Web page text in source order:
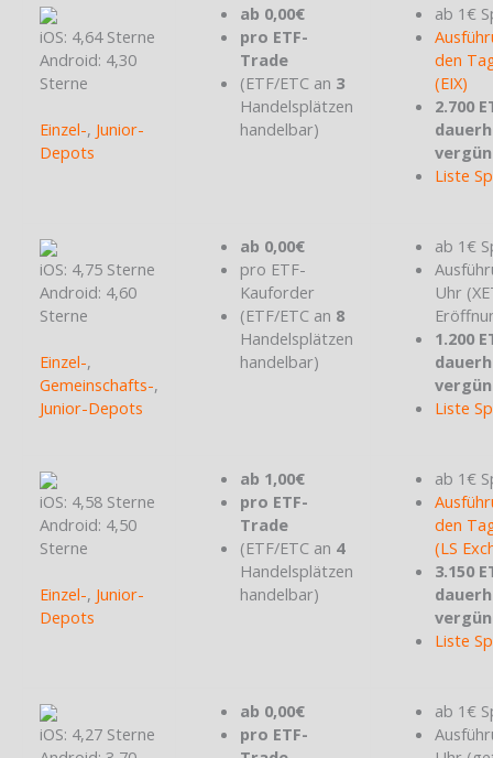
iOS: 4,64 Sterne
Android: 4,30
Sterne
Einzel-, Junior-
Depots
ab 0,00€
pro ETF-
Trade
(ETF/ETC an 3
Handelsplätzen
handelbar)
ab 1€
den
(EIX)
2.700
Liste
iOS: 4,75 Sterne
Android: 4,60
Sterne
Einzel-,
Gemeinschafts-,
Junior-Depots
ab 0,00€
pro ETF-
Kauforder
(ETF/ETC an 8
Handelsplätzen
handelbar)
ab 1€
Uhr
1.200
Liste
iOS: 4,58 Sterne
Android: 4,50
Sterne
Einzel-, Junior-
Depots
ab 1,00€
pro ETF-
Trade
(ETF/ETC an 4
Handelsplätzen
handelbar)
ab 1€
den
(LS
3.150
Liste
iOS: 4,27 Sterne
ab 0,00€
pro ETF-
ab 1€